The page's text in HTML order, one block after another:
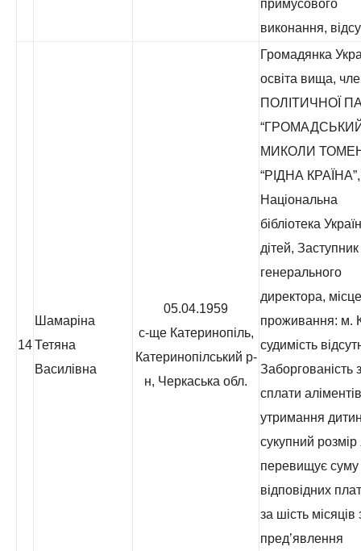
примусового
виконання,
14
Шамаріна
Тетяна
Василівна
05.04.1959
с-ще Катеринопіль,
Катеринопілський р-
н, Черкаська обл.
Громадянка
освіта вища,
ПОЛІТИЧНОЇ
МИКОЛИ
“РІДНА КРАЇНА”,
Національна
бібліотека
дітей, Заступник
генерального
директора, місце
проживання: м.
судимість
Заборгованість
сплати
утримання
сукупний розмір
перевищує суму
відповідних
за шість місяців
пред’явлення